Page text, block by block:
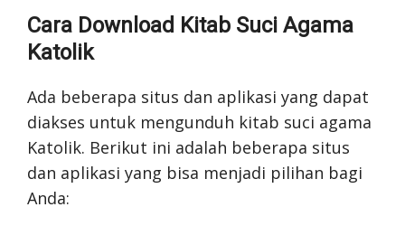
Cara Download Kitab Suci Agama
Katolik
Ada beberapa situs dan aplikasi yang dapat
diakses untuk mengunduh kitab suci agama
Katolik. Berikut ini adalah beberapa situs
dan aplikasi yang bisa menjadi pilihan bagi
Anda: